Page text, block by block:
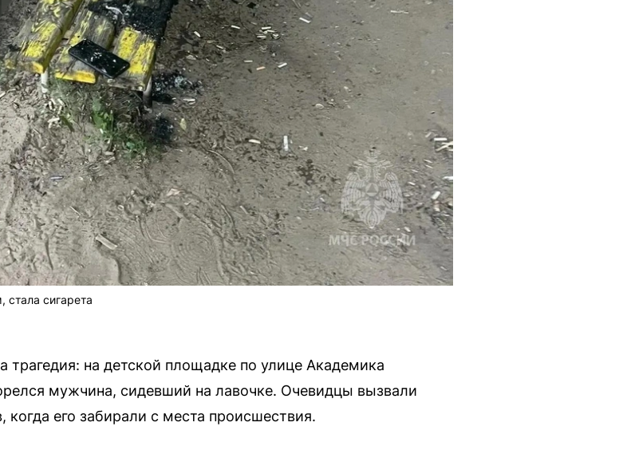
сигарета
на детской площадке по улице Академика
мужчина, сидевший на лавочке. Очевидцы вызвали
его забирали с места происшествия.